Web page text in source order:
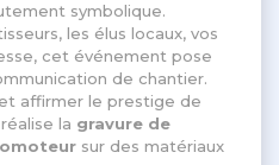
symbolique.
les élus locaux, vos
cet événement pose
de chantier.
affirmer le prestige de
la gravure de
sur des matériaux